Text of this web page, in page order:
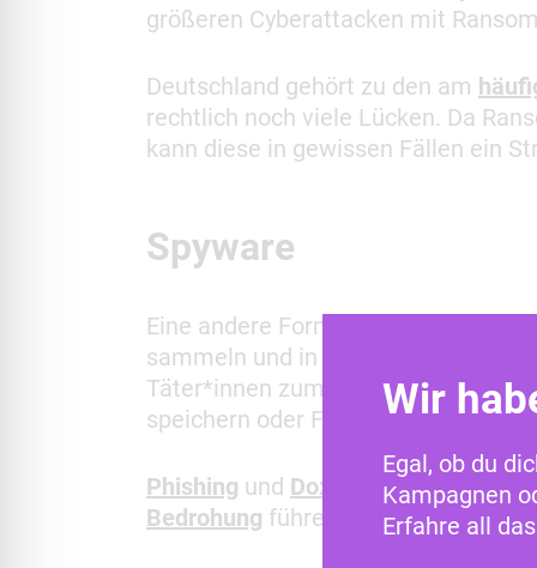
größeren Cyberattacken mit
Deutschland gehört zu den am
rechtlich noch viele Lücken. Da
kann diese in gewissen Fällen ein
Spyware
Eine andere Form der Malware zielt
sammeln und in vielen Fällen an
Täter*innen zum Beispiel auf deine
speichern oder Fotos einsehen.
Phishing und Doxxing sind Folgen
Bedrohung führen. Diese
Wir
Egal, ob du
Kampagnen
Erfahre all